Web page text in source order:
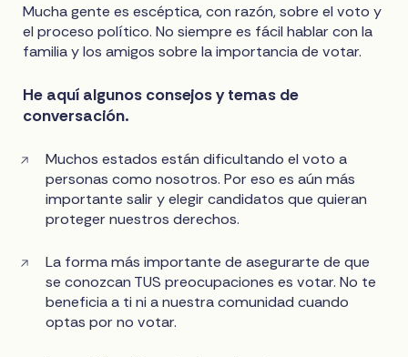
Mucha gente es escéptica, con razón, sobre el voto y
el proceso político. No siempre es fácil hablar con la
familia y los amigos sobre la importancia de votar.
He aquí algunos consejos y temas de
conversación.
Muchos estados están dificultando el voto a
personas como nosotros. Por eso es aún más
importante salir y elegir candidatos que quieran
proteger nuestros derechos.
La forma más importante de asegurarte de que
se conozcan TUS preocupaciones es votar. No te
beneficia a ti ni a nuestra comunidad cuando
optas por no votar.